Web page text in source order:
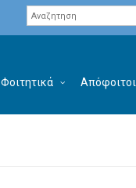
Φοιτητικά Απόφοιτοι